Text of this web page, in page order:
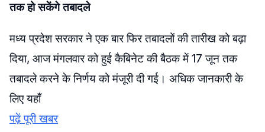
तक हो सकेंगे तबादले
मध्य प्रदेश सरकार ने एक बार फिर तबादलों की तारीख को बढ़ा
दिया, आज मंगलवार को हुई कैबिनेट की बैठक में 17 जून तक
तबादले करने के निर्णय को मंजूरी दी गई। अधिक जानकारी के
लिए यहाँ
पढ़ें पूरी खबर